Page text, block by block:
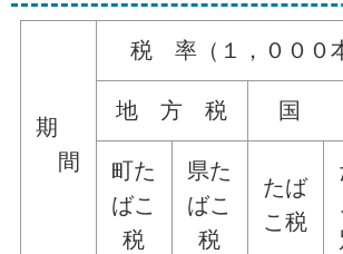
期
間
税 率（１，０００
地 方 税
国
町た
ばこ
税
県た
ばこ
税
たば
こ税